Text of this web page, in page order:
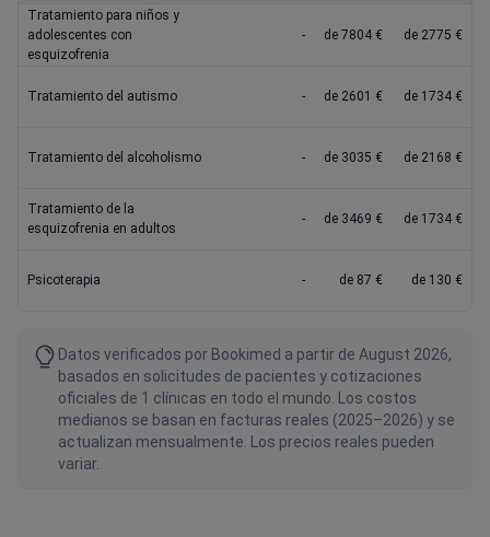
Tratamiento para niños y
adolescentes con
esquizofrenia
- de 7804 € de 2775 €
Tratamiento del autismo - de 2601 € de 1734 €
Tratamiento del alcoholismo - de 3035 € de 2168 €
Tratamiento de la
esquizofrenia en adultos
- de 3469 € de 1734 €
Psicoterapia - de 87 € de 130 €
Datos verificados por Bookimed a partir de August 2026,
basados en solicitudes de pacientes y cotizaciones
oficiales de 1 clínicas en todo el mundo. Los costos
medianos se basan en facturas reales (2025–2026) y se
actualizan mensualmente. Los precios reales pueden
variar.